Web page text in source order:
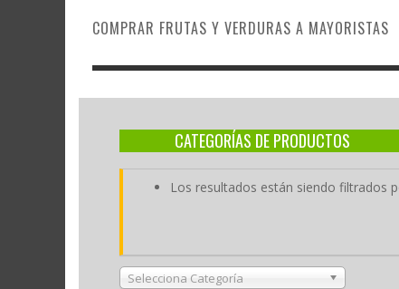
COMPRAR FRUTAS Y VERDURAS A MAYORISTAS
CATEGORÍAS DE PRODUCTOS
Los resultados están siendo filtrados
Selecciona Categoría